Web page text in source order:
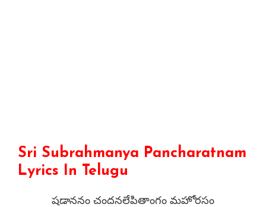
Sri Subrahmanya Pancharatnam
Lyrics In Telugu
షడాననం చందనలేపితాంగం మహోరసం